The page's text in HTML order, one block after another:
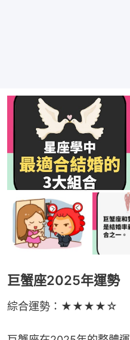
巨蟹座2025年運勢
綜合運勢：★★★★☆